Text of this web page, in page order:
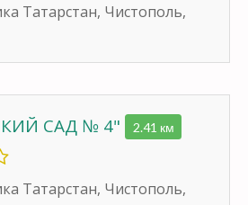
Татарстан, Чистополь,
САД № 4" 2.41 км
Татарстан, Чистополь,